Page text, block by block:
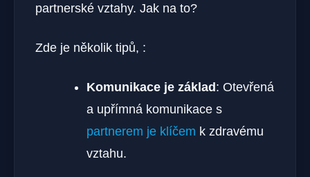
partnerské vztahy. Jak na to?
Zde je několik tipů, :
Komunikace je základ: Otevřená
a upřímná komunikace s
partnerem je klíčem k zdravému
vztahu.